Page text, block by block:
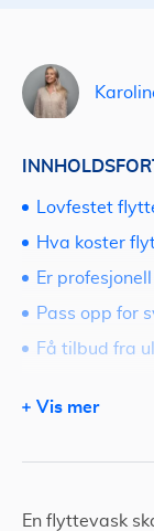
En flyttevask
Lovfestet
Hva koster
Er
Pass opp for
Få tilbud fra
Vis mer